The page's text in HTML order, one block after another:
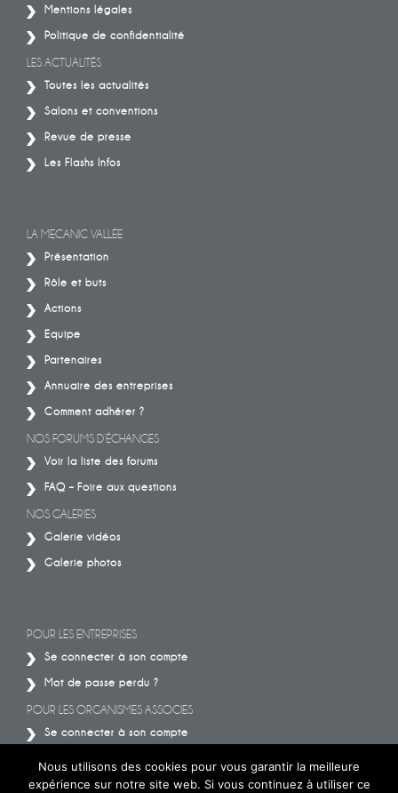
Mentions légales
Politique de confidentialité
LES ACTUALITÉS
Toutes les actualités
Salons et conventions
Revue de presse
Les Flashs Infos
LA MECANIC VALLÉE
Présentation
Rôle et buts
Actions
Equipe
Partenaires
Annuaire des entreprises
Comment adhérer ?
NOS FORUMS D’ÉCHANGES
Voir la liste des forums
FAQ – Foire aux questions
NOS GALERIES
Galerie vidéos
Galerie photos
POUR LES ENTREPRISES
Se connecter à son compte
Mot de passe perdu ?
POUR LES ORGANISMES ASSOCIES
Se connecter à son compte
Nous utilisons des cookies pour vous garantir la meilleure
expérience sur notre site web. Si vous continuez à utiliser ce